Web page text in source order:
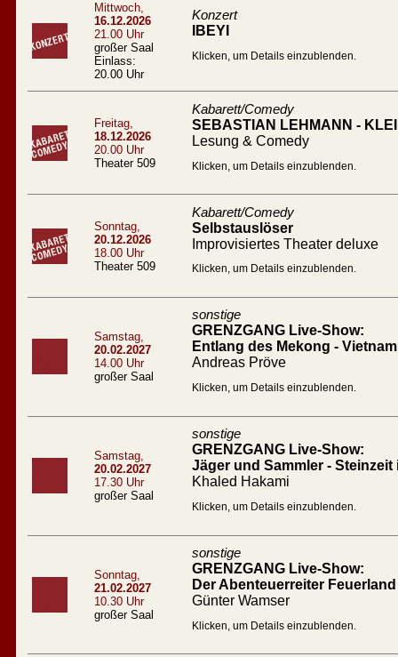
Mittwoch,
16.12.2026
21.00 Uhr
großer Saal
Einlass:
20.00 Uhr
Konzert
IBEYI
Klicken, um Details einzublenden.
Freitag,
18.12.2026
20.00 Uhr
Theater 509
Kabarett/Comedy
SEBASTIAN LEHMANN -
Lesung & Comedy
Klicken, um Details einzublenden.
Sonntag,
20.12.2026
18.00 Uhr
Theater 509
Kabarett/Comedy
Selbstauslöser
Improvisiertes Theater deluxe
Klicken, um Details einzublenden.
Samstag,
20.02.2027
14.00 Uhr
großer Saal
sonstige
GRENZGANG Live-Show:
Entlang des Mekong -
Andreas Pröve
Klicken, um Details einzublenden.
Samstag,
20.02.2027
17.30 Uhr
großer Saal
sonstige
GRENZGANG Live-Show:
Jäger und Sammler -
Khaled Hakami
Klicken, um Details einzublenden.
Sonntag,
21.02.2027
10.30 Uhr
großer Saal
sonstige
GRENZGANG Live-Show:
Der Abenteuerreiter
Günter Wamser
Klicken, um Details einzublenden.